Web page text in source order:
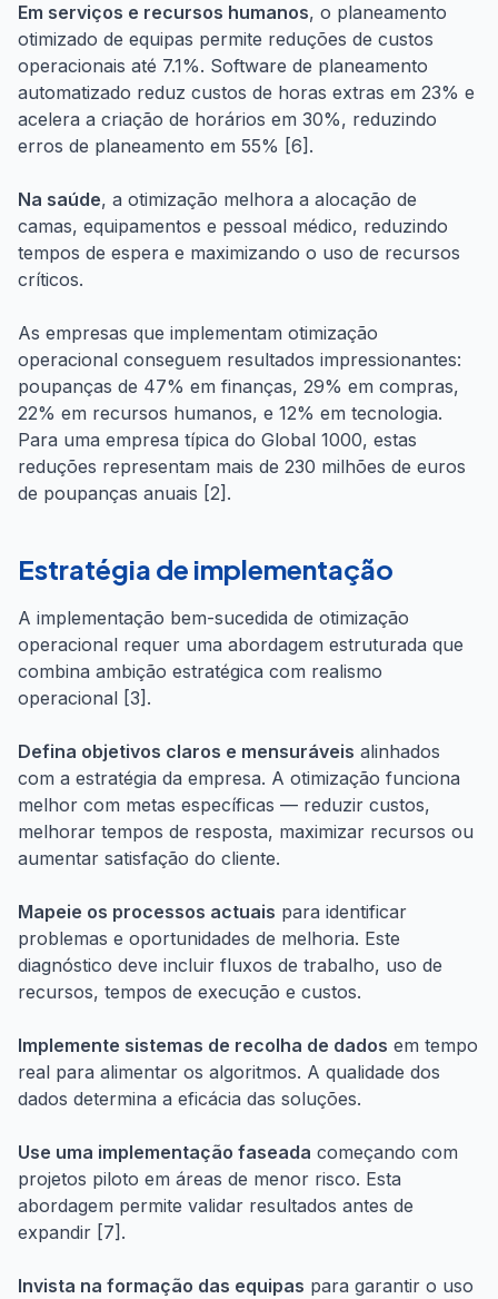
Em serviços e recursos humanos, o planeamento
otimizado de equipas permite reduções de custos
operacionais até 7.1%. Software de planeamento
automatizado reduz custos de horas extras em 23% e
acelera a criação de horários em 30%, reduzindo
erros de planeamento em 55% [6].
Na saúde, a otimização melhora a alocação de
camas, equipamentos e pessoal médico, reduzindo
tempos de espera e maximizando o uso de recursos
críticos.
As empresas que implementam otimização
operacional conseguem resultados impressionantes:
poupanças de 47% em finanças, 29% em compras,
22% em recursos humanos, e 12% em tecnologia.
Para uma empresa típica do Global 1000, estas
reduções representam mais de 230 milhões de euros
de poupanças anuais [2].
Estratégia de implementação
A implementação bem-sucedida de otimização
operacional requer uma abordagem estruturada que
combina ambição estratégica com realismo
operacional [3].
Defina objetivos claros e mensuráveis alinhados
com a estratégia da empresa. A otimização funciona
melhor com metas específicas — reduzir custos,
melhorar tempos de resposta, maximizar recursos ou
aumentar satisfação do cliente.
Mapeie os processos actuais para identificar
problemas e oportunidades de melhoria. Este
diagnóstico deve incluir fluxos de trabalho, uso de
recursos, tempos de execução e custos.
Implemente sistemas de recolha de dados em tempo
real para alimentar os algoritmos. A qualidade dos
dados determina a eficácia das soluções.
Use uma implementação faseada começando com
projetos piloto em áreas de menor risco. Esta
abordagem permite validar resultados antes de
expandir [7].
Invista na formação das equipas para garantir o uso